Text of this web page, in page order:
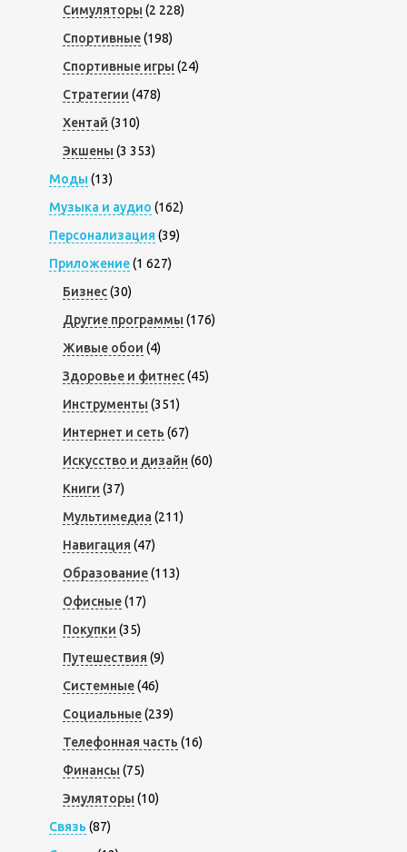
Симуляторы (2 228)
Спортивные(198)
Спортивные игры (24)
Стратегии (478)
Хентай (310)
Экшены (3 353)
Моды (13)
Музыка и аудио (162)
Персонализация (39)
Приложение(1 627)
Бизнес(30)
Другие программы (176)
Живые обои (4)
Здоровье и фитнес(45)
Инструменты (351)
Интернет и сеть (67)
Искусство и дизайн (60)
Книги (37)
Мультимедиа (211)
Навигация (47)
Образование(113)
Офисные(17)
Покупки (35)
Путешествия (9)
Системные(46)
Социальные(239)
Телефонная часть (16)
Финансы (75)
Эмуляторы (10)
Связь (87)